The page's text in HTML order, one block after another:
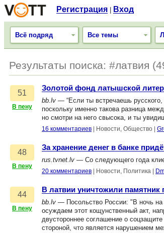
Регистрация Вход
Всё подряд Все темы
Результаты поиска: #латвия
51
В пену
Золотой фонд латышской
bb.lv — “Если ты встречаешь
поскольку именно такова разница
но смотри на него свысока, и ты
16 комментариев Новости, Общество
48
В пену
За хранение денег в банке
rus.tvnet.lv — Со следующего года
20 комментариев Новости, Политика
44
В пену
В латвии уничтожили
bb.lv — Посольство России: "В ночь на
осуждаем этот кощунственный акт,
двустороннее соглашение о
стороной, что является нарушением